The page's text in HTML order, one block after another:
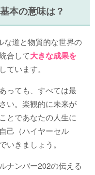
本の意味は？
な道と物質的な世界の
合して大きな成果を
ています。
っても、すべては最
い。楽観的に未来が
とであなたの人生に
己（ハイヤーセル
いきましょう。
ナンバー202の伝える